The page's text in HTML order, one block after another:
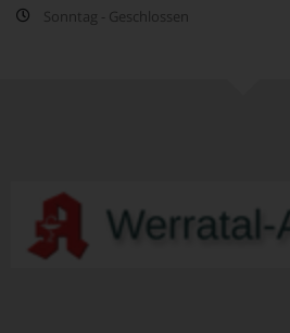
Sonntag - Geschlossen